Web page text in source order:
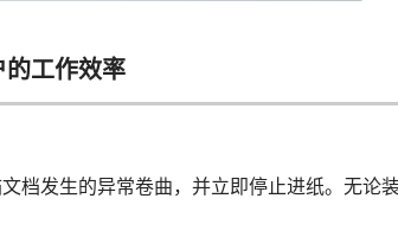
工作效率
档发生的异常卷曲，并立即停止进纸。无